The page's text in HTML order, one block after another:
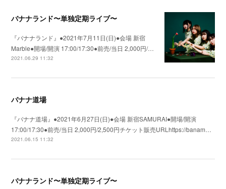
バナナランド〜単独定期ライブ〜
『バナナランド』●2021年7月11日(日)●会場 新宿
Marble●開場/開演 17:00/17:30●前売/当日 2,000円/…
2021.06.29 11:32
バナナ道場
『バナナ道場』●2021年6月27日(日)●会場 新宿SAMURAI●開場/開演
17:00/17:30●前売/当日 2,000円/2,500円チケット販売URLhttps://banam…
2021.06.15 11:32
バナナランド〜単独定期ライブ〜